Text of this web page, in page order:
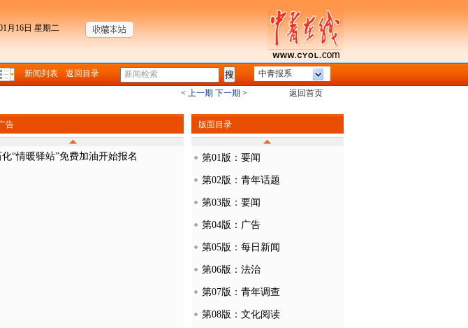
月16日 星期二
新闻列表 返回目录
中青报系
< 上一期 下一期 > 返回首页
告
“情暖驿站”免费加油开始报名
版面目录
第01版：要闻
第02版：青年话题
第03版：要闻
第04版：广告
第05版：每日新闻
第06版：法治
第07版：青年调查
第08版：文化阅读